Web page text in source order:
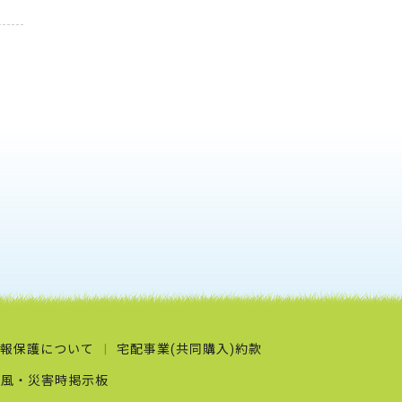
保護について 宅配事業(共同購入)約款
・災害時掲示板